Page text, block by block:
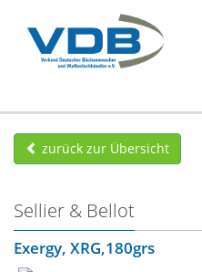
zurück zur Übersicht
Sellier & Bellot
Exergy, XRG,180grs